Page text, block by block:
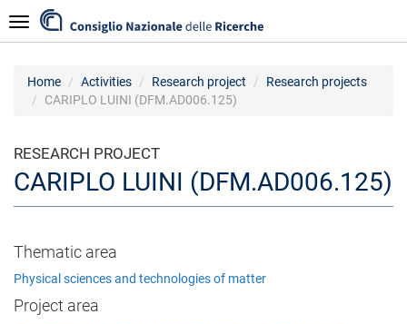
to
main
Navigazione
Home Activities Research project
Research projects
CARIPLO LUINI (DFM.AD006.125)
RESEARCH PROJECT
CARIPLO LUINI (DFM.AD006.125)
Thematic area
Physical sciences and technologies of matter
Project area